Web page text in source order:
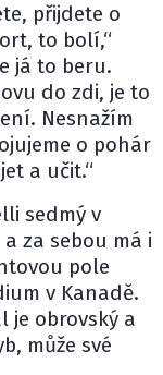
přijdete o
to bolí,“
já to beru.
do zdi, je to
Nesnažím
o pohár
a učit.“
sedmý v
za sebou má i
pole
v Kanadě.
je obrovský a
může své